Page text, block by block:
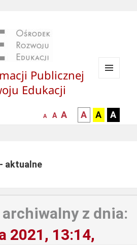
Publicznej
Edukacji
mniejsza
A
normalna
A
większa-
czcionka
A
kontrast
czarny
A
kontrast
czarny
A
żółty
A
aktualne
z dnia:
2021, 13:14,